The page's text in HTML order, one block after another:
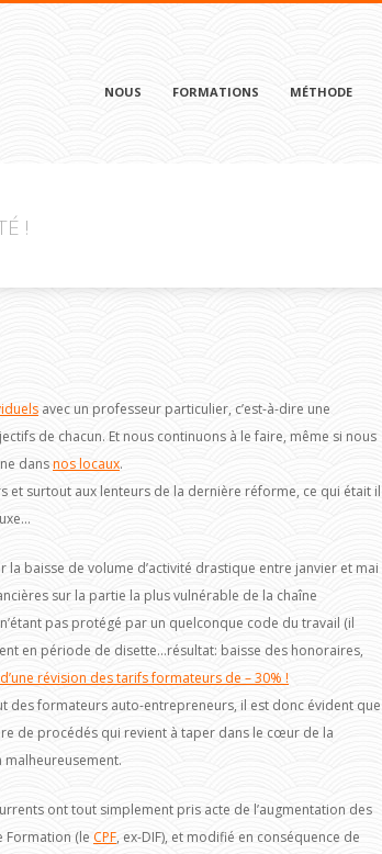
NOUS FORMATIONS MÉTHODE
!
avec un professeur particulier, c’est-à-dire une
de chacun. Et nous continuons à le faire, même si nous
dansnos locaux.
et surtout aux lenteurs de la dernière réforme, ce qui était il
baisse de volume d’activité drastique entre janvier et mai
sur la partie la plus vulnérable de la chaîne
pas protégé par un quelconque code du travail (il
en période de disette…résultat: baisse des honoraires,
révision des tarifs formateurs de – 30% !
des formateurs auto-entrepreneurs, il est donc évident que
de procédés qui revient à taper dans le cœur de la
malheureusement.
ont tout simplement pris acte de l’augmentation des
Formation (le CPF, ex-DIF), et modifié en conséquence de